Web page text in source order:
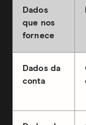
Dados
que nos
fornece
Dados da
conta